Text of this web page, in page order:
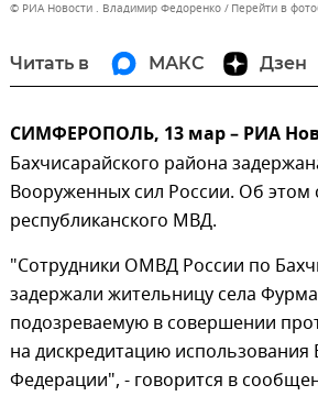
© РИА Новости . Владимир Федоренко Перейти в
Читать в МАКС Дзен
СИМФЕРОПОЛЬ, 13 мар – РИА
Бахчисарайского района
Вооруженных сил России. Об этом
республиканского МВД.
"Сотрудники ОМВД России по
задержали жительницу села
подозреваемую в совершении
на дискредитацию
Федерации", - говорится в